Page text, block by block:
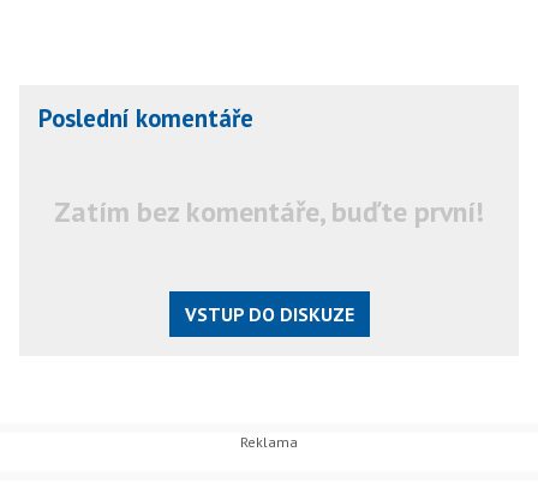
Poslední komentáře
Zatím bez komentáře, buďte první!
VSTUP DO DISKUZE